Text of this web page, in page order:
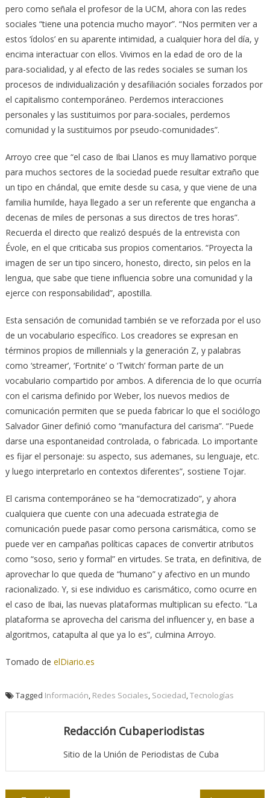
pero como señala el profesor de la UCM, ahora con las redes
sociales “tiene una potencia mucho mayor”. “Nos permiten ver a
estos ‘ídolos’ en su aparente intimidad, a cualquier hora del día, y
encima interactuar con ellos. Vivimos en la edad de oro de la
para-socialidad, y al efecto de las redes sociales se suman los
procesos de individualización y desafiliación sociales forzados por
el capitalismo contemporáneo. Perdemos interacciones
personales y las sustituimos por para-sociales, perdemos
comunidad y la sustituimos por pseudo-comunidades”.
Arroyo cree que “el caso de Ibai Llanos es muy llamativo porque
para muchos sectores de la sociedad puede resultar extraño que
un tipo en chándal, que emite desde su casa, y que viene de una
familia humilde, haya llegado a ser un referente que engancha a
decenas de miles de personas a sus directos de tres horas”.
Recuerda el directo que realizó después de la entrevista con
Évole, en el que criticaba sus propios comentarios. “Proyecta la
imagen de ser un tipo sincero, honesto, directo, sin pelos en la
lengua, que sabe que tiene influencia sobre una comunidad y la
ejerce con responsabilidad”, apostilla.
Esta sensación de comunidad también se ve reforzada por el uso
de un vocabulario específico. Los creadores se expresan en
términos propios de millennials y la generación Z, y palabras
como ‘streamer’, ‘Fortnite’ o ‘Twitch’ forman parte de un
vocabulario compartido por ambos. A diferencia de lo que ocurría
con el carisma definido por Weber, los nuevos medios de
comunicación permiten que se pueda fabricar lo que el sociólogo
Salvador Giner definió como “manufactura del carisma”. “Puede
darse una espontaneidad controlada, o fabricada. Lo importante
es fijar el personaje: su aspecto, sus ademanes, su lenguaje, etc.
y luego interpretarlo en contextos diferentes”, sostiene Tojar.
El carisma contemporáneo se ha “democratizado”, y ahora
cualquiera que cuente con una adecuada estrategia de
comunicación puede pasar como persona carismática, como se
puede ver en campañas políticas capaces de convertir atributos
como “soso, serio y formal” en virtudes. Se trata, en definitiva, de
aprovechar lo que queda de “humano” y afectivo en un mundo
racionalizado. Y, si ese individuo es carismático, como ocurre en
el caso de Ibai, las nuevas plataformas multiplican su efecto. “La
plataforma se aprovecha del carisma del influencer y, en base a
algoritmos, catapulta al que ya lo es”, culmina Arroyo.
Tomado de elDiario.es
Tagged Información Redes Sociales Sociedad Tecnologías
Redacción Cubaperiodistas
Sitio de la Unión de Periodistas de Cuba